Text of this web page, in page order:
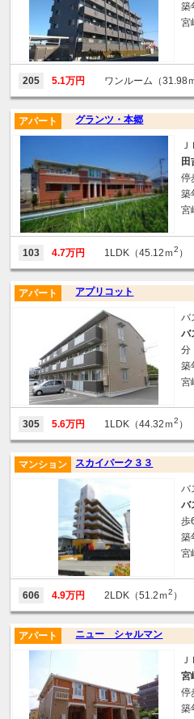
築
宮
205 5.1万円 ワンルーム（31.98
グランツ・本郷
アパート
田
停
築
宮
103 4.7万円 1LDK（45.12ｍ2 ）
アプリコット
アパート
バ
バ
分
築
宮
305 5.6万円 1LDK（44.32ｍ2 ）
スカイパーク３３
マンション
バ
バ
歩
築
宮
606 4.9万円 2LDK（51.2ｍ2 ）
ニュー シャルマン
アパート
宮
停
築